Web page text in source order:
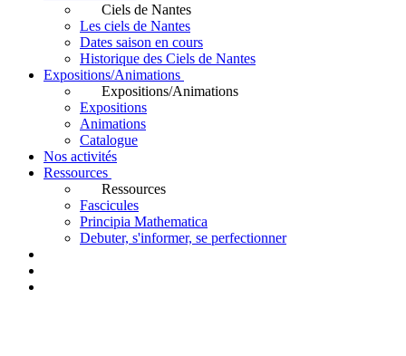
Ciels de Nantes
Les ciels de Nantes
Dates saison en cours
Historique des Ciels de Nantes
Expositions/Animations
Expositions/Animations
Expositions
Animations
Catalogue
Nos activités
Ressources
Ressources
Fascicules
Principia Mathematica
Debuter, s'informer, se perfectionner